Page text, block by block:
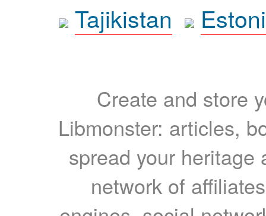
Tajikistan
Create and store
Libmonster: articles,
spread your heritage
network of